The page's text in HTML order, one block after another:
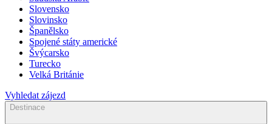
Slovensko
Slovinsko
Španělsko
Spojené státy americké
Švýcarsko
Turecko
Velká Británie
Vyhledat zájezd
Destinace